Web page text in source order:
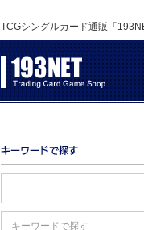
TCGシングルカード通販「